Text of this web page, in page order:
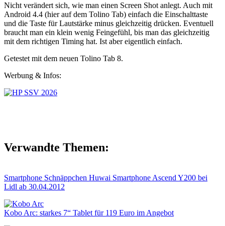
Nicht verändert sich, wie man einen Screen Shot anlegt. Auch mit
Android 4.4 (hier auf dem Tolino Tab) einfach die Einschalttaste
und die Taste für Lautstärke minus gleichzeitig drücken. Eventuell
braucht man ein klein wenig Feingefühl, bis man das gleichzeitig
mit dem richtigen Timing hat. Ist aber eigentlich einfach.
Getestet mit dem neuen Tolino Tab 8.
Werbung & Infos:
Verwandte Themen:
Smartphone Schnäppchen Huwai Smartphone Ascend Y200 bei
Lidl ab 30.04.2012
Kobo Arc: starkes 7“ Tablet für 119 Euro im Angebot